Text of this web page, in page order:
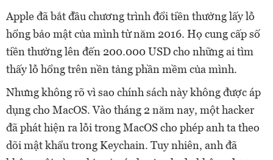
Apple đã bắt đầu chương trình đổi tiền thưởng lấy lỗ
hổng bảo mật của mình từ năm 2016. Họ cung cấp số
tiền thưởng lên đến 200.000 USD cho những ai tìm
thấy lỗ hổng trên nền tảng phần mềm của mình.
Nhưng không rõ vì sao chính sách này không được áp
dụng cho MacOS. Vào tháng 2 năm nay, một hacker
đã phát hiện ra lỗi trong MacOS cho phép anh ta theo
dõi mật khẩu trong Keychain. Tuy nhiên, anh đã